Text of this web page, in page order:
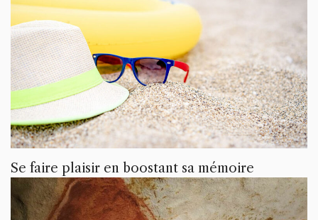
Se faire plaisir en boostant sa mémoire